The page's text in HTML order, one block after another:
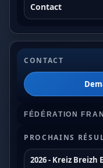
Contact
CONTACT
FÉDÉRATION
PROCHAINS
2026 - Kreiz Breizh